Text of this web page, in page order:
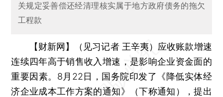
关规定妥善偿还经清理核实属于地方政府债务的拖欠
工程款
【财新网】（见习记者 王辛夷） 应收账款增速
连续四年高于销售收入增速，是影响企业资金面的
重要因素。8月22日，国务院印发了《降低实体经
济企业成本工作方案的通知》（下称通知），提出